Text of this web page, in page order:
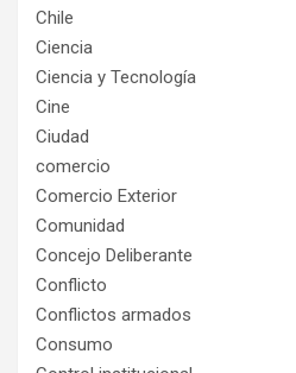
Chile
Ciencia
Ciencia y Tecnología
Cine
Ciudad
comercio
Comercio Exterior
Comunidad
Concejo Deliberante
Conflicto
Conflictos armados
Consumo